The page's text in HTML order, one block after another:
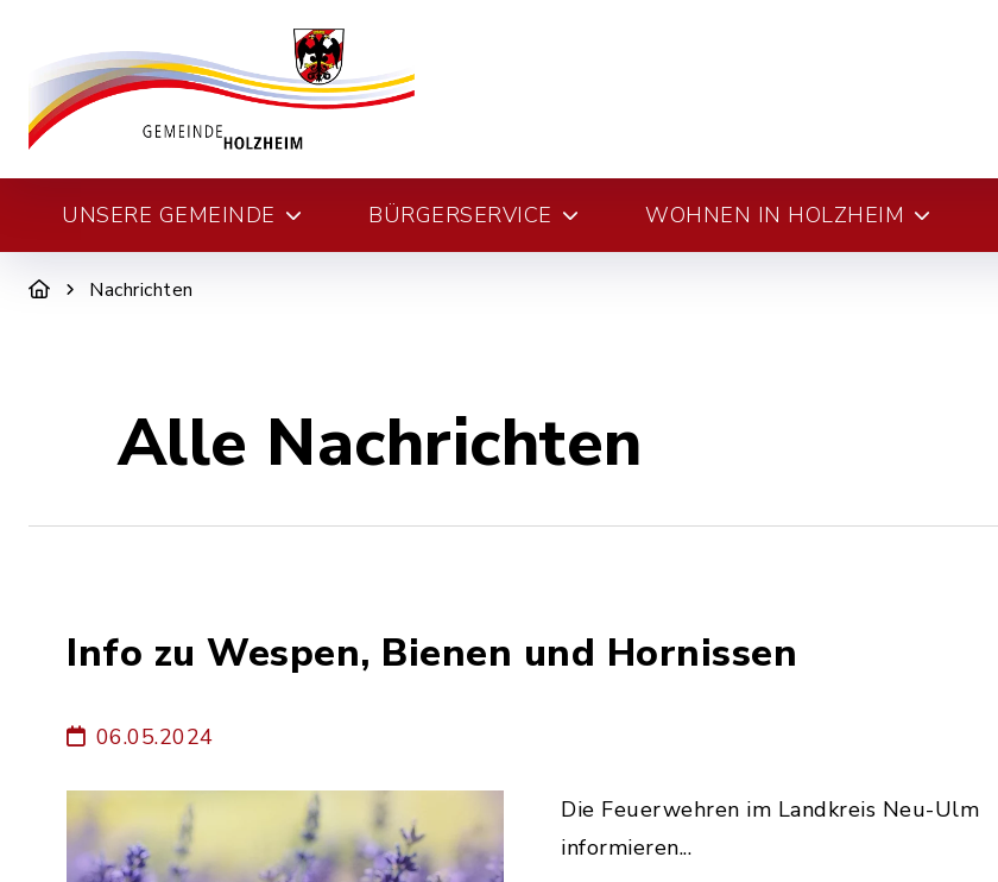
UNSERE GEMEINDE BÜRGERSERVICE WOHNEN IN HOLZHEIM
Nachrichten
Alle Nachrichten
Info zu Wespen, Bienen und Hornissen
06.05.2024
Die Feuerwehren im Landkreis Neu-Ulm
informieren...